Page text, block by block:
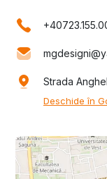
Strada
Deschide în